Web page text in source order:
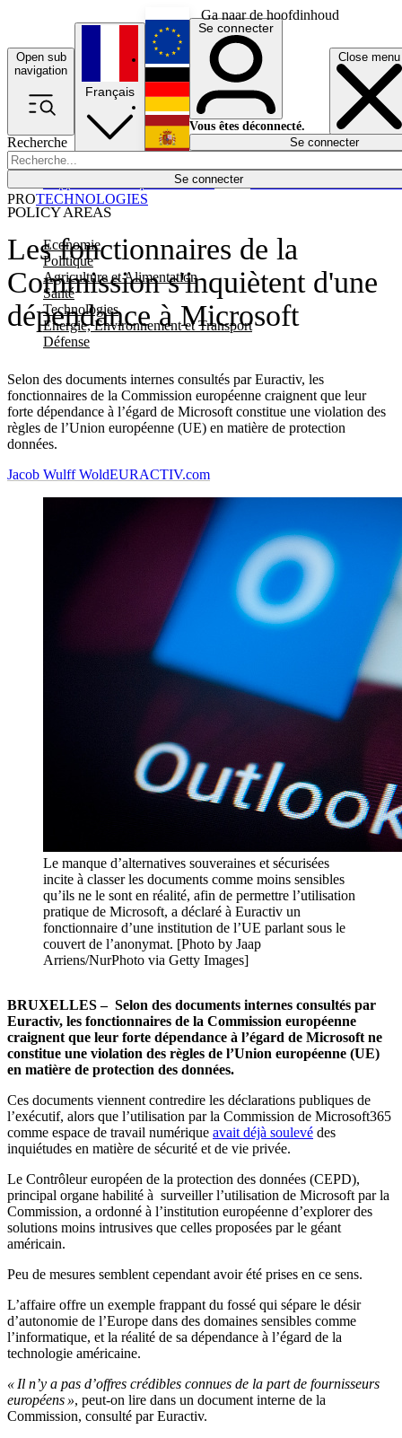
Ga naar de hoofdinhoud
Open sub
navigation
Close menu
Recherche
Se connecter
POLICY AREAS
Economie
Politique
Agriculture et Alimentation
Santé
Technologies
Energie, Environnement et Transport
Défense
Économie
Français
English
Deutsch
Español
Se connecter
Vous êtes déconnecté.
Se connecter
Les fonctionnaires de la
Commission s'inquiètent d'une
dépendance à Microsoft
Selon des documents internes consultés par Euractiv, les
fonctionnaires de la Commission européenne craignent que leur
forte dépendance à l’égard de Microsoft constitue une violation des
règles de l’Union européenne (UE) en matière de protection
données.
PROTECHNOLOGIES
Jacob Wulff WoldEURACTIV.com
Le manque d’alternatives souveraines et sécurisées
incite à classer les documents comme moins sensibles
qu’ils ne le sont en réalité, afin de permettre l’utilisation
pratique de Microsoft, a déclaré à Euractiv un
fonctionnaire d’une institution de l’UE parlant sous le
couvert de l’anonymat. [Photo by Jaap
Arriens/NurPhoto via Getty Images]
BRUXELLES – Selon des documents internes consultés par
Euractiv, les fonctionnaires de la Commission européenne
craignent que leur forte dépendance à l’égard de Microsoft ne
constitue une violation des règles de l’Union européenne (UE)
en matière de protection des données.
Ces documents viennent contredire les déclarations publiques de
l’exécutif, alors que l’utilisation par la Commission de Microsoft365
comme espace de travail numérique avait déjà soulevé des
inquiétudes en matière de sécurité et de vie privée.
Le Contrôleur européen de la protection des données (CEPD),
principal organe habilité à surveiller l’utilisation de Microsoft par la
Commission, a ordonné à l’institution européenne d’explorer des
solutions moins intrusives que celles proposées par le géant
américain.
Peu de mesures semblent cependant avoir été prises en ce sens.
L’affaire offre un exemple frappant du fossé qui sépare le désir
d’autonomie de l’Europe dans des domaines sensibles comme
l’informatique, et la réalité de sa dépendance à l’égard de la
technologie américaine.
« Il n’y a pas d’offres crédibles connues de la part de fournisseurs
européens », peut-on lire dans un document interne de la
Commission, consulté par Euractiv.